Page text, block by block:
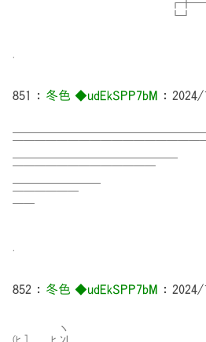
851 ： 冬色 ◆udEkSPP7bM ： 2024/
━━━━━━━━━━━━━━━
━━━━━━━━
852 ： 冬色 ◆udEkSPP7bM ： 2024/
ヽ
(ﾋ_] ﾋ_ﾝl